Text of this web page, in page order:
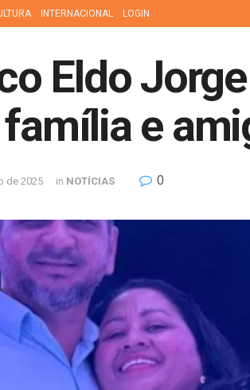
INTERNACIONAL LOGIN
Eldo
e
de 2025 in NOTÍCIAS 0